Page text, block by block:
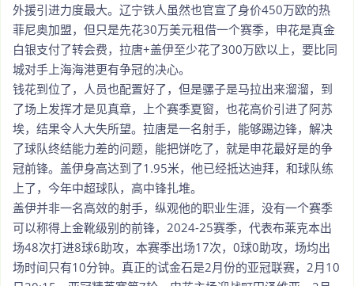
外援引进力度最大。辽宁铁人虽然也官宣了身价450万欧的热
菲尼奥加盟，但只是先花30万美元租借一个赛季，申花是真金
白银支付了转会费，拉唐+盖伊至少花了300万欧以上，要比同
城对手上海海港更有争冠的决心。
钱花到位了，人员也配置好了，但是骡子是马拉出来溜溜，到
了场上发挥才是见真章，上个赛季夏窗，也花高价引进了阿苏
埃，结果令人大失所望。拉唐是一名射手，能够踢边锋，解决
了球队终结能力差的问题，能把饼吃了，就是申花最好是的争
冠前锋。盖伊身高达到了1.95米，他已经抵达迪拜，和球队练
上了，今年中超球队，高中锋扎堆。
盖伊并非一名高效的射手，纵观他的职业生涯，没有一个赛季
可以称得上金靴级别的前锋，2024-25赛季，代表布莱克本出
场48次打进8球6助攻，本赛季出场17次，0球0助攻，场均出
场时间只有10分钟。真正的试金石是2月份的亚冠联赛，2月10